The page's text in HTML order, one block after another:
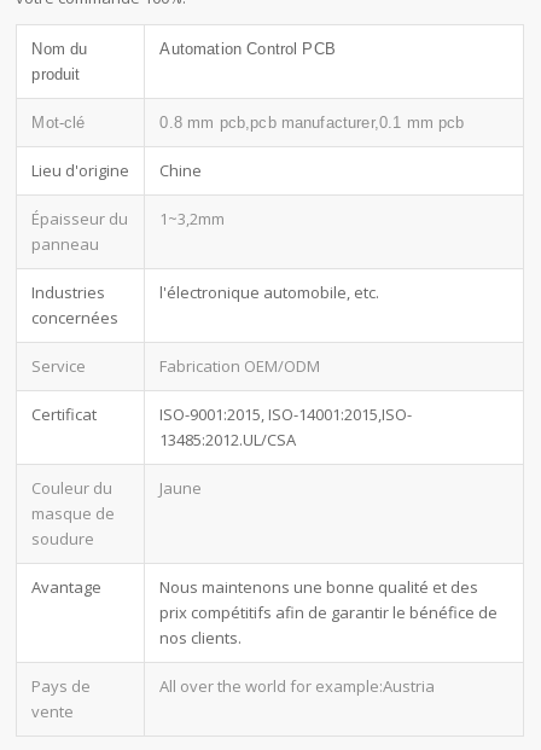
Nom du
produit
Automation Control PCB
Mot-clé 0.8 mm pcb,pcb manufacturer,0.1 mm pcb
Lieu d'origine Chine
Épaisseur du
panneau
1~3,2mm
Industries
concernées
l'électronique automobile, etc.
Service Fabrication OEM/ODM
Certificat
ISO-9001:2015, ISO-14001:2015,ISO-
13485:2012.UL/CSA
Couleur du
masque de
soudure
Jaune
Avantage
Nous maintenons une bonne qualité et des
prix compétitifs afin de garantir le bénéfice de
nos clients.
Pays de
vente
All over the world for example:Austria